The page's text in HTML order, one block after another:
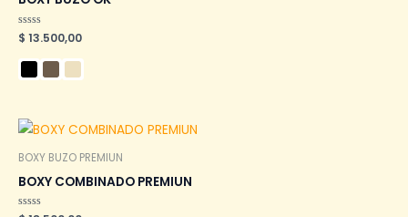
Valorado
en
de
5
$ 13.500,00
BOXY BUZO PREMIUN
BOXY COMBINADO PREMIUN